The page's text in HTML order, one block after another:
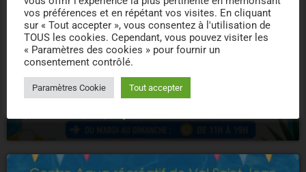
ETE – CENTRE AQUA – MAURIAC
vos préférences et en répétant vos visites. En cliquant
sur « Tout accepter », vous consentez à l'utilisation de
TOUS les cookies. Cependant, vous pouvez visiter les
« Paramètres des cookies » pour fournir un
consentement contrôlé.
Paramètres Cookie Tout accepter